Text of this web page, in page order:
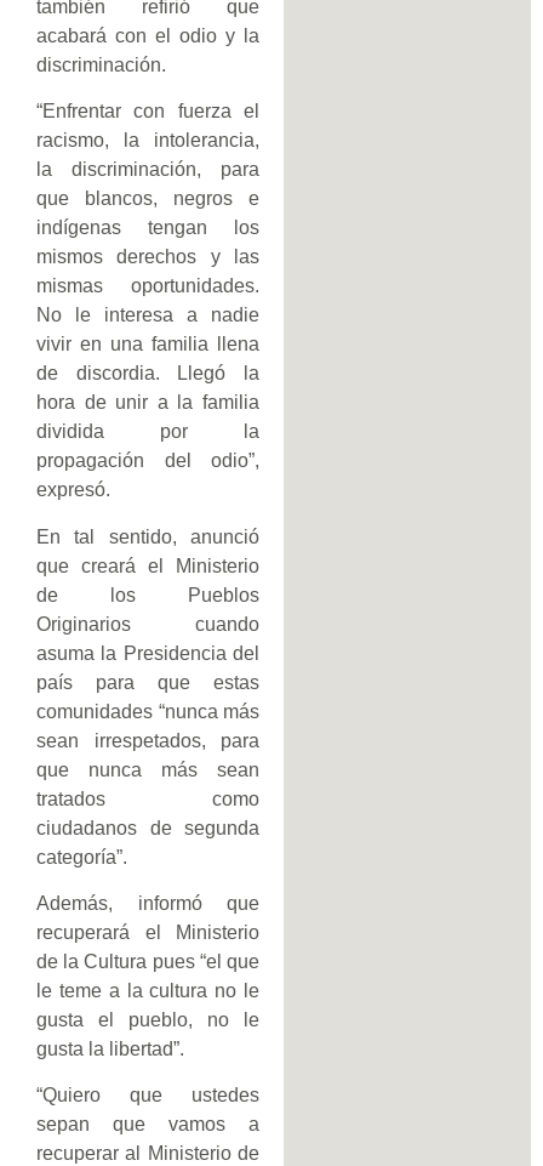
también refirió que
acabará con el odio y la
discriminación.
“Enfrentar con fuerza el
racismo, la intolerancia,
la discriminación, para
que blancos, negros e
indígenas tengan los
mismos derechos y las
mismas oportunidades.
No le interesa a nadie
vivir en una familia llena
de discordia. Llegó la
hora de unir a la familia
dividida por la
propagación del odio”,
expresó.
En tal sentido, anunció
que creará el Ministerio
de los Pueblos
Originarios cuando
asuma la Presidencia del
país para que estas
comunidades “nunca más
sean irrespetados, para
que nunca más sean
tratados como
ciudadanos de segunda
categoría”.
Además, informó que
recuperará el Ministerio
de la Cultura pues “el que
le teme a la cultura no le
gusta el pueblo, no le
gusta la libertad”.
“Quiero que ustedes
sepan que vamos a
recuperar al Ministerio de